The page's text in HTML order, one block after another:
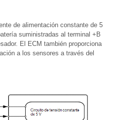
de alimentación constante de 5
suministradas al terminal +B
El ECM también proporciona
a los sensores a través del